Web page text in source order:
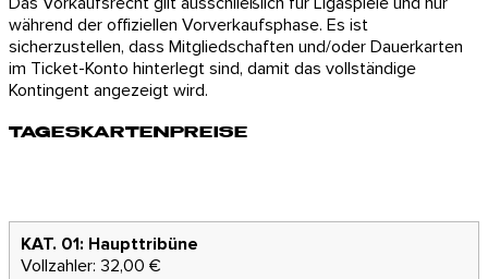
während der offiziellen Vorverkaufsphase. Es ist
sicherzustellen, dass Mitgliedschaften und/oder Dauerkarten
im Ticket-Konto hinterlegt sind, damit das vollständige
Kontingent angezeigt wird.
TAGESKARTENPREISE
KAT. 01: Haupttribüne
Vollzahler: 32,00 €